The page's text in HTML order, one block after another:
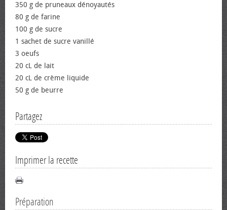
350 g de pruneaux dénoyautés
80 g de farine
100 g de sucre
1 sachet de sucre vanillé
3 œufs
20 cL de lait
20 cL de crème liquide
50 g de beurre
Partagez
Imprimer la recette
Préparation